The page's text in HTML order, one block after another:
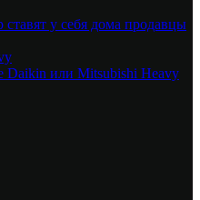
у себя дома продавцы
Daikin или Mitsubishi Heavy